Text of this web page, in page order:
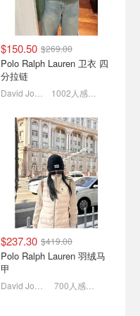
Le Labo北京城市限定‼️
SHIU 25芳樟浓香水正式亮
相灵感源自历史性建筑
早八人必看 一支腮红搞定
全脸
拿捏同色系氛围感
$150.50 $269.00
Polo Ralph Lauren 卫衣 四
分拉链
$237.30 $419.00
Polo Ralph Lauren 羽绒马
甲
700人感兴趣